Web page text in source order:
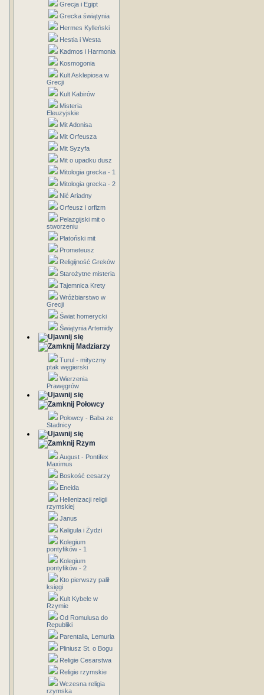
Grecja i Egipt
Grecka świątynia
Hermes Kylleński
Hestia i Westa
Kadmos i Harmonia
Kosmogonia
Kult Asklepiosa w
Grecji
Kult Kabirów
Misteria
Eleuzyjskie
Mit Adonisa
Mit Orfeusza
Mit Syzyfa
Mit o upadku dusz
Mitologia grecka - 1
Mitologia grecka - 2
Nić Ariadny
Orfeusz i orfizm
Pelazgijski mit o
stworzeniu
Platoński mit
Prometeusz
Religijność Greków
Starożytne misteria
Tajemnica Krety
Wróżbiarstwo w
Grecji
Świat homerycki
Świątynia Artemidy
Madziarzy
Turul - mityczny
ptak węgierski
Wierzenia
Prawęgrów
Połowcy
Połowcy - Baba ze
Stadnicy
Rzym
August - Pontifex
Maximus
Boskość cesarzy
Eneida
Hellenizacji religii
rzymskiej
Janus
Kaligula i Żydzi
Kolegium
pontyfików - 1
Kolegium
pontyfików - 2
Kto pierwszy palił
księgi
Kult Kybele w
Rzymie
Od Romulusa do
Republiki
Parentalia, Lemuria
Pliniusz St. o Bogu
Religie Cesarstwa
Religie rzymskie
Wczesna religia
rzymska